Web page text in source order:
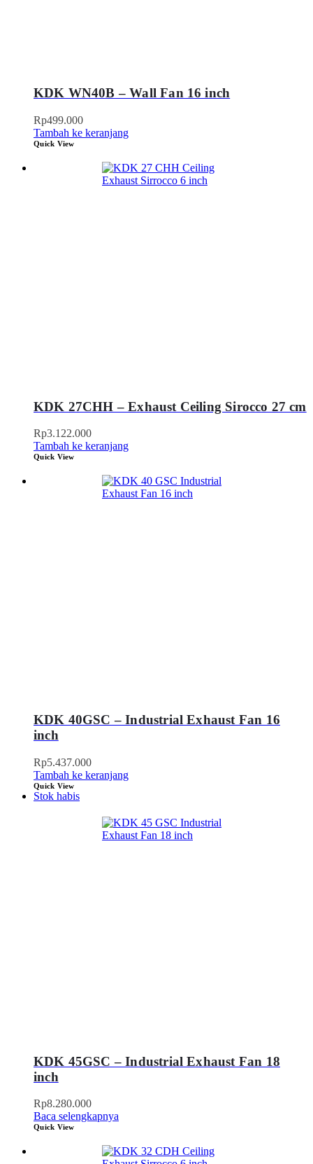
KDK WN40B – Wall Fan 16 inch
Rp499.000
Tambah ke keranjang
Quick View
KDK 27CHH – Exhaust Ceiling Sirocco 27 cm
Rp3.122.000
Tambah ke keranjang
Quick View
KDK 40GSC – Industrial Exhaust Fan 16
inch
Rp5.437.000
Tambah ke keranjang
Quick View
Stok habis
KDK 45GSC – Industrial Exhaust Fan 18
inch
Rp8.280.000
Baca selengkapnya
Quick View